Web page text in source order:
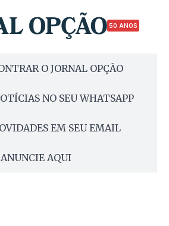
50 ANOS
O JORNAL OPÇÃO
NO SEU WHATSAPP
EM SEU EMAIL
ANUNCIE AQUI